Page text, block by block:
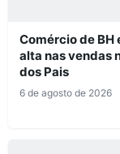
Comércio de BH
alta nas vendas
dos Pais
6 de agosto de 2026